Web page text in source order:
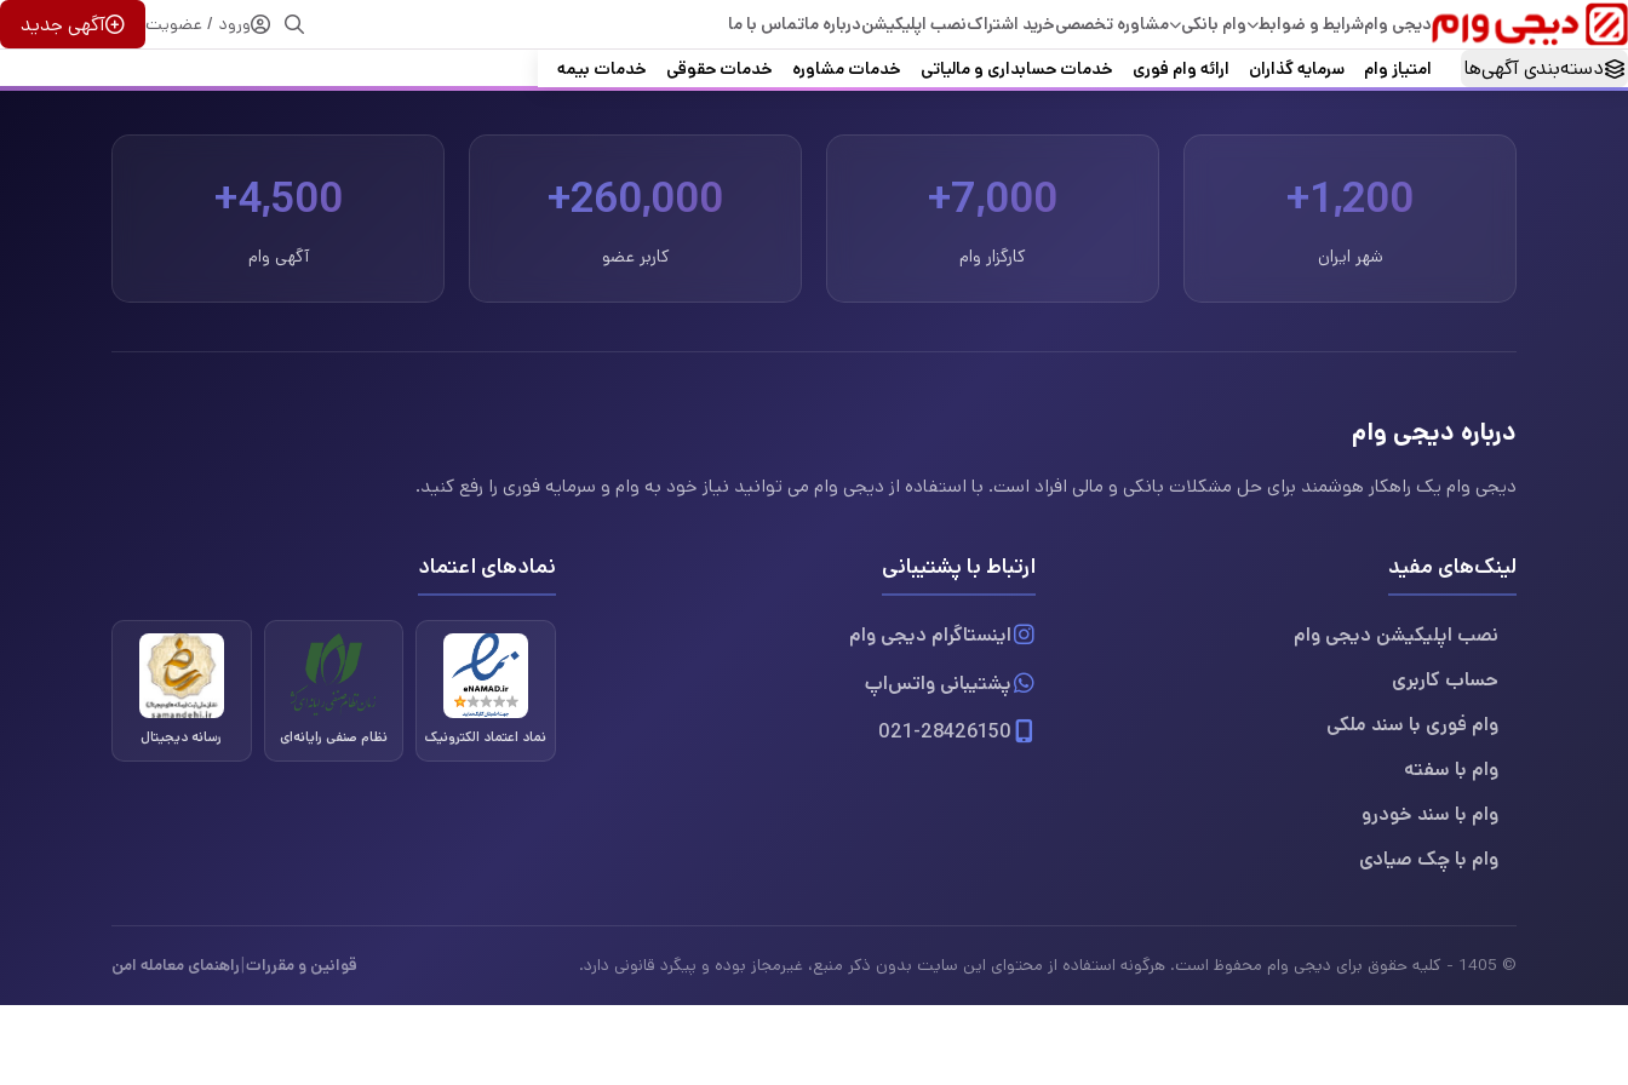
دیجی وامشرایط و ضوابط وام بانکی مشاوره تخصصیخرید اشتراکنصب اپلیکیشندرباره ماتماس با ما ورود / عضویت
آگهی جدید
دسته‌بندی آگهی‌ها
امتیاز وام سرمایه گذاران ارائه وام فوری خدمات حسابداری و مالیاتی خدمات مشاوره خدمات حقوقی خدمات بیمه
1,200+
شهر ایران
7,000+
کارگزار وام
260,000+
کاربر عضو
4,500+
آگهی وام
درباره دیجی وام
دیجی وام یک راهکار هوشمند برای حل مشکلات بانکی و مالی افراد است. با استفاده از دیجی وام می توانید نیاز خود به وام و سرمایه فوری را رفع کنید.
لینک‌های مفید
نصب اپلیکیشن دیجی وام
حساب کاربری
وام فوری با سند ملکی
وام با سفته
وام با سند خودرو
وام با چک صیادی
ارتباط با پشتیبانی
اینستاگرام دیجی وام
پشتیبانی واتس‌اپ
021-28426150
نمادهای اعتماد
نماد اعتماد الکترونیک نظام صنفی رایانه‌ای رسانه دیجیتال
© 1405 - کلیه حقوق برای دیجی وام محفوظ است. هرگونه استفاده از محتوای این سایت بدون ذکر منبع، غیرمجاز بوده و پیگرد قانونی دارد. قوانین و مقررات|راهنمای معامله امن